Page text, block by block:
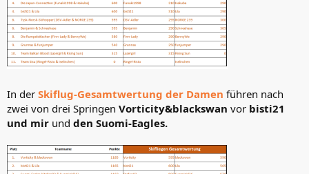
In der Skiflug-Gesamtwertung der Damen führen nach
zwei von drei Springen Vorticity&blackswan vor bisti21
und mir und den Suomi-Eagles.